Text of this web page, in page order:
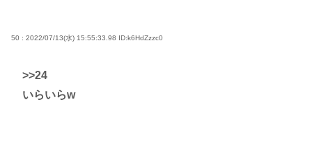
50 : 2022/07/13(水) 15:55:33.98 ID:k6HdZzzc0
>>24
いらいらw